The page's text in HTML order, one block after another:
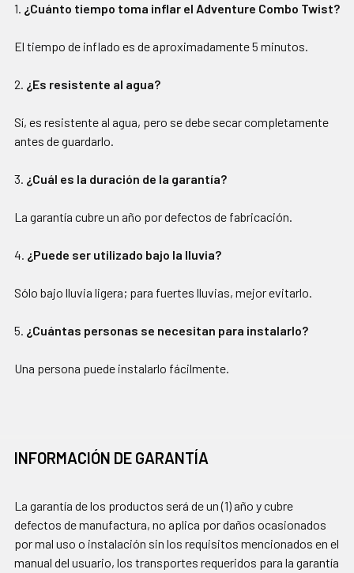
1. ¿Cuánto tiempo toma inflar el Adventure Combo Twist?
El tiempo de inflado es de aproximadamente 5 minutos.
2. ¿Es resistente al agua?
Sí, es resistente al agua, pero se debe secar completamente
antes de guardarlo.
3. ¿Cuál es la duración de la garantía?
La garantía cubre un año por defectos de fabricación.
4. ¿Puede ser utilizado bajo la lluvia?
Sólo bajo lluvia ligera; para fuertes lluvias, mejor evitarlo.
5. ¿Cuántas personas se necesitan para instalarlo?
Una persona puede instalarlo fácilmente.
INFORMACIÓN DE GARANTÍA
La garantía de los productos será de un (1) año y cubre
defectos de manufactura, no aplica por daños ocasionados
por mal uso o instalación sin los requisitos mencionados en el
manual del usuario, los transportes requeridos para la garantía